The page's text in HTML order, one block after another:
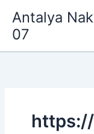
atlaAntalya
07